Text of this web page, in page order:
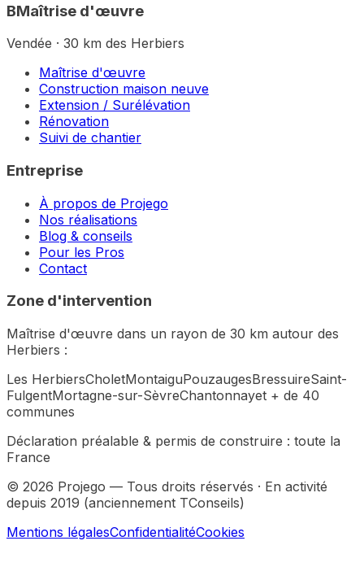
BMaîtrise d'œuvre
Vendée · 30 km des Herbiers
Maîtrise d'œuvre
Construction maison neuve
Extension / Surélévation
Rénovation
Suivi de chantier
Entreprise
À propos de Projego
Nos réalisations
Blog & conseils
Pour les Pros
Contact
Zone d'intervention
Maîtrise d'œuvre dans un rayon de 30 km autour des
Herbiers :
Les HerbiersCholetMontaiguPouzaugesBressuireSaint-
FulgentMortagne-sur-SèvreChantonnayet + de 40
communes
Déclaration préalable & permis de construire : toute la
France
© 2026 Projego — Tous droits réservés · En activité
depuis 2019 (anciennement TConseils)
Mentions légalesConfidentialitéCookies